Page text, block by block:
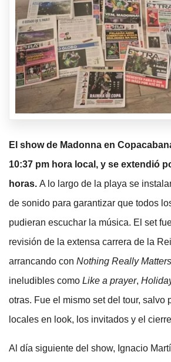
El show de Madonna en
10:37 pm hora local, y se extendió
horas. A lo largo de la playa se
de sonido para garantizar que todos
pudieran escuchar la música. El set
revisión de la extensa carrera de la
arrancando con Nothing Really Matters
ineludibles como Like a prayer,
otras. Fue el mismo set del tour, salvo
locales en look, los invitados y el
Al día siguiente del show, Ignacio